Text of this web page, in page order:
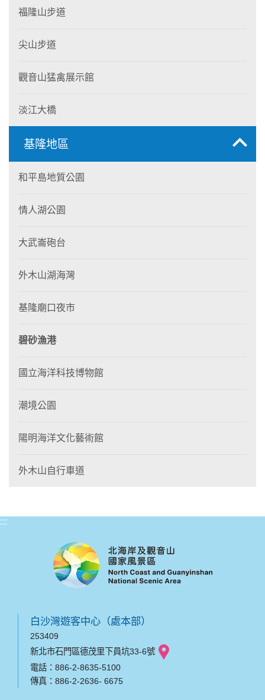
福隆山步道
尖山步道
觀音山猛禽展示館
淡江大橋
基隆地區
和平島地質公園
情人湖公園
大武崙砲台
外木山湖海灣
基隆廟口夜市
碧砂漁港
國立海洋科技博物館
潮境公園
陽明海洋文化藝術館
外木山自行車道
:::
白沙灣遊客中心（處本部）
253409
新北市石門區德茂里下員坑33-6號
電話：886-2-8635-5100
傳真：886-2-2636- 6675